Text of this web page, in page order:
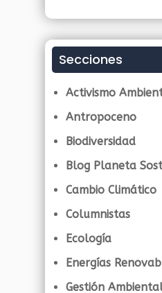
Secciones
Activismo
Antropoceno
Biodiversidad
Blog Planeta
Cambio Climático
Columnistas
Ecología
Energías
Gestión